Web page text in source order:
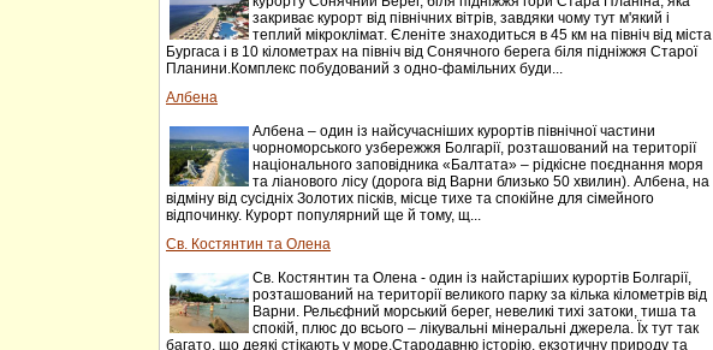
закриває курорт від північних вітрів, завдяки чому тут м'який і
теплий мікроклімат. Єленіте знаходиться в 45 км на північ від міста
Бургаса і в 10 кілометрах на північ від Сонячного берега біля підніжжя Старої
Планини.Комплекс побудований з одно-фамільних буди...
Албена
Албена – один із найсучасніших курортів північної частини
чорноморського узбережжя Болгарії, розташований на території
національного заповідника «Балтата» – рідкісне поєднання моря
та ліанового лісу (дорога від Варни близько 50 хвилин). Албена, на
відміну від сусідніх Золотих пісків, місце тихе та спокійне для сімейного
відпочинку. Курорт популярний ще й тому, щ...
Св. Костянтин та Олена
Св. Костянтин та Олена - один із найстаріших курортів Болгарії,
розташований на території великого парку за кілька кілометрів від
Варни. Рельєфний морський берег, невеликі тихі затоки, тиша та
спокій, плюс до всього – лікувальні мінеральні джерела. Їх тут так
багато, що деякі стікають у море.Стародавню історію, екзотичну природу та